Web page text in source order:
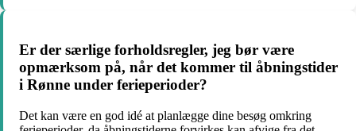
Er der særlige forholdsregler, jeg bør være
opmærksom på, når det kommer til åbningstider
i Rønne under ferieperioder?
Det kan være en god idé at planlægge dine besøg omkring